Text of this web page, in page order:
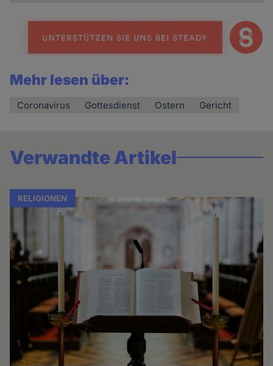
Mehr lesen über:
Coronavirus Gottesdienst Ostern Gericht
Verwandte Artikel
RELIGIONEN